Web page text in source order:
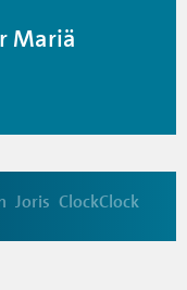
Mariä
Joris ClockClock